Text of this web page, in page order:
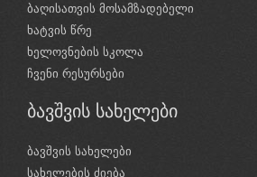
ბაღისათვის მოსამზადებელი
ხატვის წრე
ხელოვნების სკოლა
ჩვენი რესურსები
ბავშვის სახელები
ბავშვის სახელები
სახელების ძიება